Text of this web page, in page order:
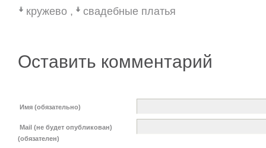
кружево , свадебные платья
Оставить комментарий
Имя (обязательно)
Mail (не будет опубликован)
(обязателен)